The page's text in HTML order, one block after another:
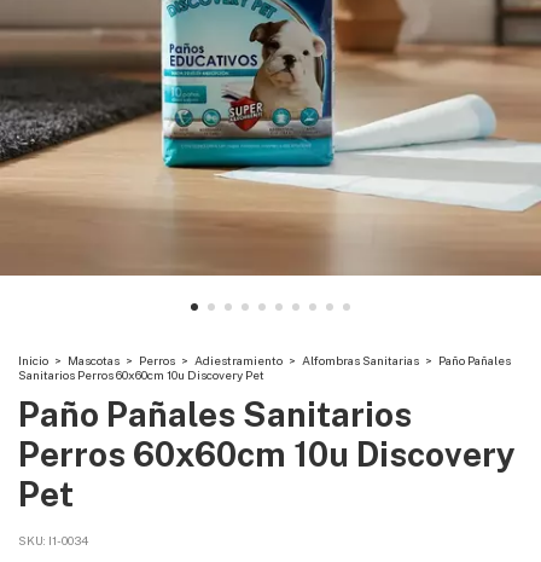
Inicio > Mascotas > Perros > Adiestramiento > Alfombras Sanitarias > Paño Pañales
Sanitarios Perros 60x60cm 10u Discovery Pet
Paño Pañales Sanitarios
Perros 60x60cm 10u Discovery
Pet
SKU: I1-0034